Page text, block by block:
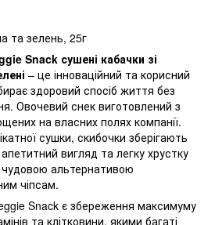
та зелень, 25г
Snack сушені кабачки зі
– це інноваційний та корисний
здоровий спосіб життя без
Овочевий снек виготовлений з
на власних полях компанії.
сушки, скибочки зберігають
вигляд та легку хрустку
альтернативою
чіпсам.
Snack є збереження максимуму
та клітковини, якими багаті